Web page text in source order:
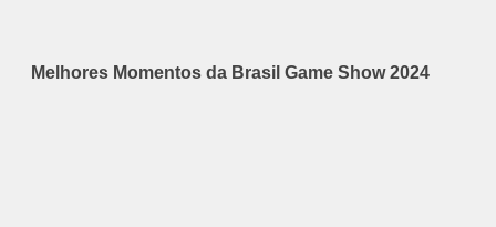
Melhores Momentos da Brasil Game Show 2024